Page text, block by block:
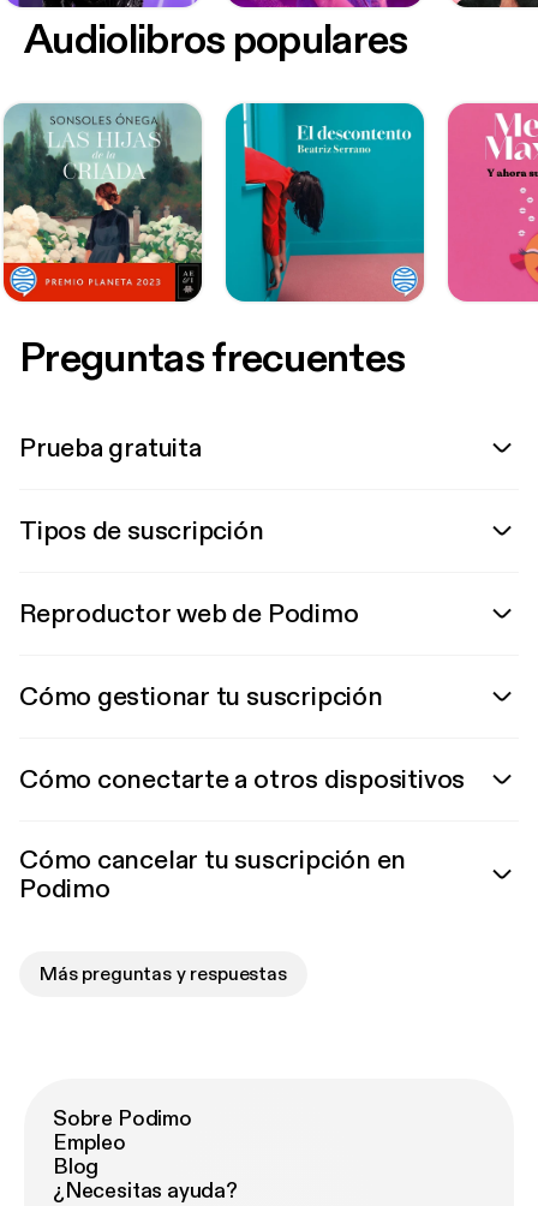
Audiolibros populares
Preguntas frecuentes
Prueba gratuita
Tipos de suscripción
Reproductor web de Podimo
Cómo gestionar tu suscripción
Cómo conectarte a otros dispositivos
Cómo cancelar tu suscripción en
Podimo
Más preguntas y respuestas
Sobre Podimo
Empleo
Blog
¿Necesitas ayuda?